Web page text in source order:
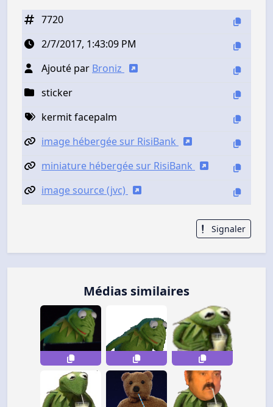
7720
2/7/2017, 1:43:09 PM
Ajouté par Broniz
sticker
kermit facepalm
image hébergée sur RisiBank
miniature hébergée sur RisiBank
image source (jvc)
Signaler
Médias similaires